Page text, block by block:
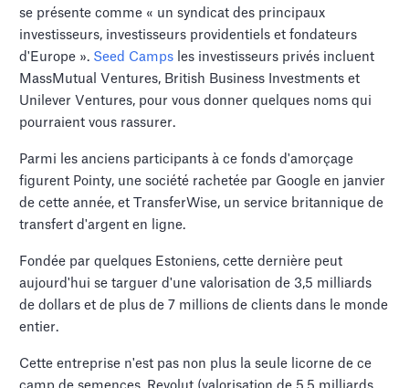
se présente comme « un syndicat des principaux
investisseurs, investisseurs providentiels et fondateurs
d'Europe ». Seed Camps les investisseurs privés incluent
MassMutual Ventures, British Business Investments et
Unilever Ventures, pour vous donner quelques noms qui
pourraient vous rassurer.
Parmi les anciens participants à ce fonds d'amorçage
figurent Pointy, une société rachetée par Google en janvier
de cette année, et TransferWise, un service britannique de
transfert d'argent en ligne.
Fondée par quelques Estoniens, cette dernière peut
aujourd'hui se targuer d'une valorisation de 3,5 milliards
de dollars et de plus de 7 millions de clients dans le monde
entier.
Cette entreprise n'est pas non plus la seule licorne de ce